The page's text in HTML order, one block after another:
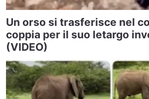
Un orso si trasferisce nel
coppia per il suo letargo
(VIDEO)